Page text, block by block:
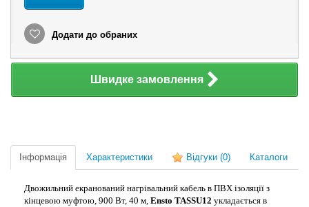
Додати до обраних
Швидке замовлення
Інформація Характеристики Відгуки (0) Каталоги
Двожильний екранований нагрівальний кабель в ПВХ ізоляції з
кінцевою муфтою, 900 Вт, 40 м, Ensto TASSU12 укладається в